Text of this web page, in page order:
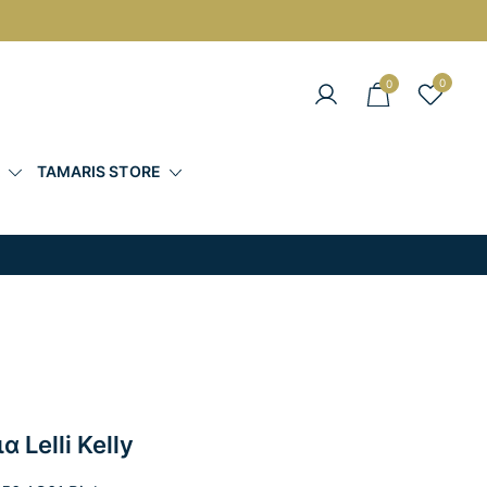
0 0
TAMARIS STORE
Lelli Kelly